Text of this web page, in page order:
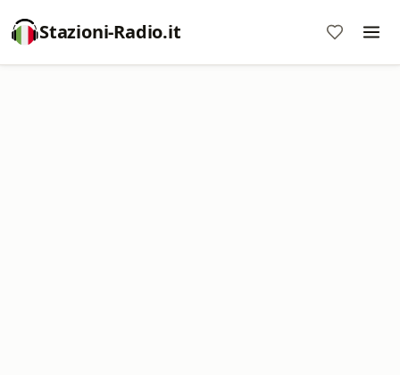
Stazioni-Radio.it